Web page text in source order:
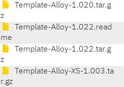
Template-Alloy-1.020.tar.g
z
Template-Alloy-1.022.read
me
Template-Alloy-1.022.tar.g
z
Template-Alloy-XS-1.003.ta
r.gz